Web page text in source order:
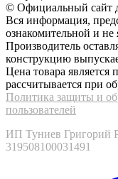
© Официальный сайт
Вся информация,
ознакомительной и не
Производитель
конструкцию
Цена товара является
рассчитывается при
Политика защиты и
пользователей
ИП Туниев Григорий
319508100031491